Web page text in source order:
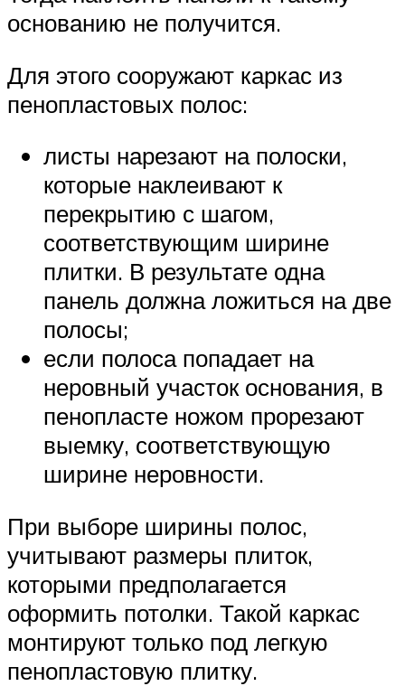
основанию не получится.
Для этого сооружают каркас из
пенопластовых полос:
листы нарезают на полоски,
которые наклеивают к
перекрытию с шагом,
соответствующим ширине
плитки. В результате одна
панель должна ложиться на две
полосы;
если полоса попадает на
неровный участок основания, в
пенопласте ножом прорезают
выемку, соответствующую
ширине неровности.
При выборе ширины полос,
учитывают размеры плиток,
которыми предполагается
оформить потолки. Такой каркас
монтируют только под легкую
пенопластовую плитку.